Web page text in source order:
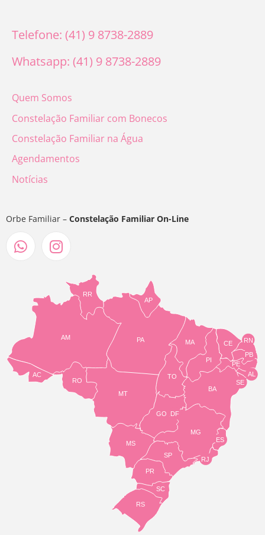
Telefone: (41) 9 8738-2889
Whatsapp: (41) 9 8738-2889
Quem Somos
Constelação Familiar com Bonecos
Constelação Familiar na Água
Agendamentos
Notícias
Orbe Familiar – Constelação Familiar On-Line
TO
BA
SE
PE
AL
RN
CE
PI
MA
AP
PA
RR
AM
AC
RO
MT
MS
GO
PR
SC
RS
SP
MG
RJ
ES
DF
PB